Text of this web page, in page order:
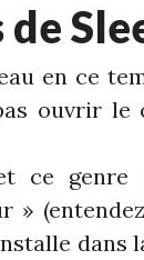
de
en ce
ouvrir le
ce
»
dans